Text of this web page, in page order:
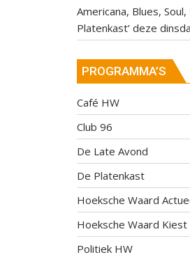
Americana, Blues,
Platenkast’ deze
PROGRAMMA’S
Café HW
Club 96
De Late Avond
De Platenkast
Hoeksche Waard
Hoeksche Waard Kiest
Politiek HW